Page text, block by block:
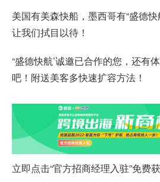
美国有美森快船，墨西哥有“盛德快
让我们拭目以待！
“盛德快航’诚邀已合作的您，还有
吧！附送美客多快速扩容方法！
立即点击“官方招商经理入驻”免费